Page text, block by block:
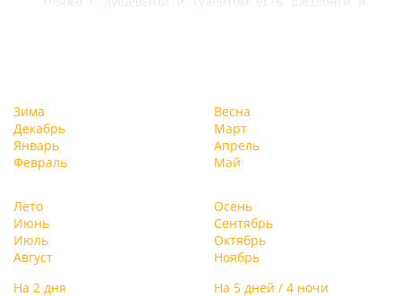
Зима
Декабрь
Январь
Февраль
Весна
Март
Апрель
Май
Лето
Июнь
Июль
Август
Осень
Сентябрь
Октябрь
Ноябрь
На 2 дня
На 5 дней / 4 ночи